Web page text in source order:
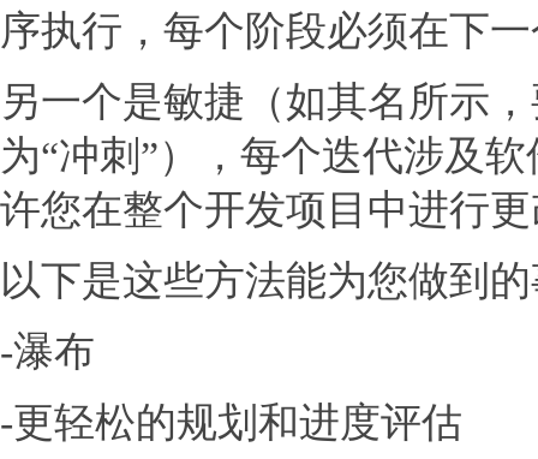
序执行，每个阶段必须在下
另一个是敏捷（如其名所示
为“冲刺”），每个迭代涉及
许您在整个开发项目中进行
以下是这些方法能为您做到
-瀑布
-更轻松的规划和进度评估